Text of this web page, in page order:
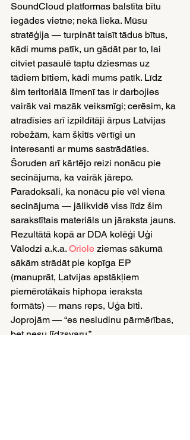
SoundCloud platformas balstīta bītu
iegādes vietne; nekā lieka. Mūsu
stratēģija — turpināt taisīt tādus bītus,
kādi mums patīk, un gādāt par to, lai
citviet pasaulē taptu dziesmas uz
tādiem bītiem, kādi mums patīk. Līdz
šim teritoriālā līmenī tas ir darbojies
vairāk vai mazāk veiksmīgi; cerēsim, ka
atradīsies arī izpildītāji ārpus Latvijas
robežām, kam šķitīs vērtīgi un
interesanti ar mums sastrādāties.
Šoruden arī kārtējo reizi nonācu pie
secinājuma, ka vairāk jārepo.
Paradoksāli, ka nonācu pie vēl viena
secinājuma — jālikvidē viss līdz šim
sarakstītais materiāls un jāraksta jauns.
Rezultātā kopā ar DDA kolēģi Uģi
Vālodzi a.k.a. Oriole ziemas sākumā
sākām strādāt pie kopīga EP
(manuprāt, Latvijas apstākļiem
piemērotākais hiphopa ieraksta
formāts) — mans reps, Uģa bīti.
Joprojām — “es nesludinu pārmērības,
bet nesu līdzsvaru.”